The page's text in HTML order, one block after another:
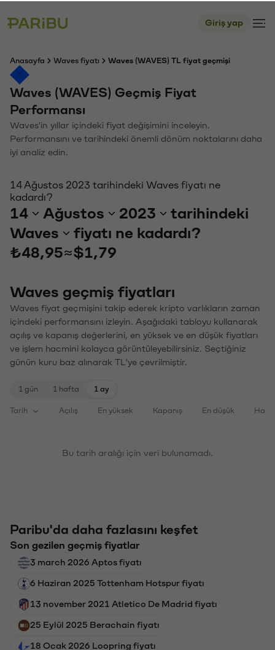
Giriş yap
Anasayfa Waves fiyatı Waves (WAVES) TL fiyat geçmişi
Waves (WAVES) Geçmiş Fiyat
Performansı
Waves'in yıllar içindeki fiyat değişimini inceleyin.
Performansını ve tarihindeki önemli dönüm noktalarını daha
iyi analiz edin.
14 Ağustos 2023 tarihindeki Waves fiyatı ne
kadardı?
14 Ağustos 2023
tarihindeki
Waves
fiyatı ne kadardı?
₺48,95≈$1,79
Waves geçmiş fiyatları
Waves fiyat geçmişini takip ederek kripto varlıkların zaman
içindeki performansını izleyin. Aşağıdaki tabloyu kullanarak
açılış ve kapanış değerlerini, en yüksek ve en düşük fiyatları
ve işlem hacmini kolayca görüntüleyebilirsiniz. Seçtiğiniz
günün kuru baz alınarak TL'ye çevrilmiştir.
1 gün 1 hafta 1 ay
Tarih Açılış En yüksek Kapanış En düşük
Bu tarih aralığı için veri bulunamadı.
Paribu'da daha fazlasını keşfet
Son gezilen geçmiş fiyatlar
3 march 2026 Aptos fiyatı
6 Haziran 2025 Tottenham Hotspur fiyatı
13 november 2021 Atletico De Madrid fiyatı
25 Eylül 2025 Berachain fiyatı
18 Ocak 2026 Loopring fiyatı